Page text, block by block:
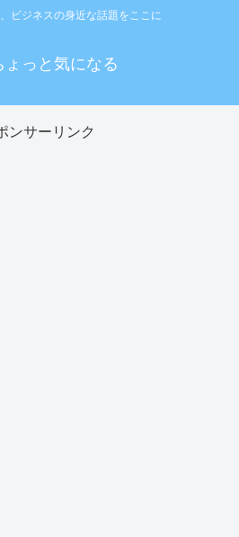
ビジネスの身近な話題をここに
ょっと気になる
ンサーリンク